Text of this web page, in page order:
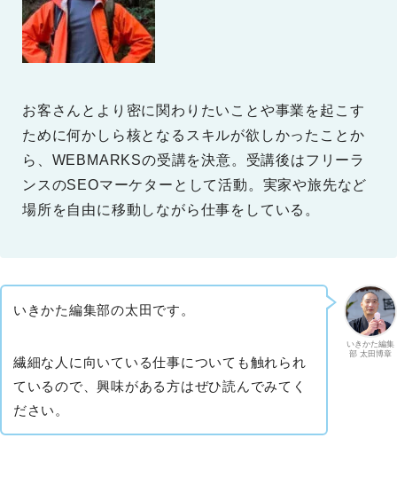
お客さんとより密に関わりたいことや事業を起こす
ために何かしら核となるスキルが欲しかったことか
ら、WEBMARKSの受講を決意。受講後はフリーラ
ンスのSEOマーケターとして活動。実家や旅先など
場所を自由に移動しながら仕事をしている。
いきかた編集
部 太田博章
いきかた編集部の太田です。
繊細な人に向いている仕事についても触れられ
ているので、興味がある方はぜひ読んでみてく
ださい。